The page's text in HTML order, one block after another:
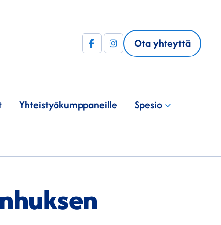
FacebookInstagramOta yhteyttä
Yhteistyö­kumppaneille Spesio